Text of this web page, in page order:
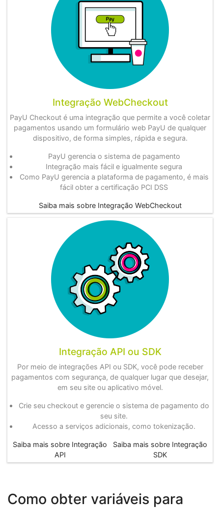
Integração WebCheckout
PayU Checkout é uma integração que permite a você coletar
pagamentos usando um formulário web PayU de qualquer
dispositivo, de forma simples, rápida e segura.
PayU gerencia o sistema de pagamento
Integração mais fácil e igualmente segura
Como PayU gerencia a plataforma de pagamento, é mais
fácil obter a certificação PCI DSS
Saiba mais sobre Integração WebCheckout
Integração API ou SDK
Por meio de integrações API ou SDK, você pode receber
pagamentos com segurança, de qualquer lugar que desejar,
em seu site ou aplicativo móvel.
Crie seu checkout e gerencie o sistema de pagamento do
seu site.
Acesso a serviços adicionais, como tokenização.
Saiba mais sobre Integração
API
Saiba mais sobre Integração
SDK
Como obter variáveis para